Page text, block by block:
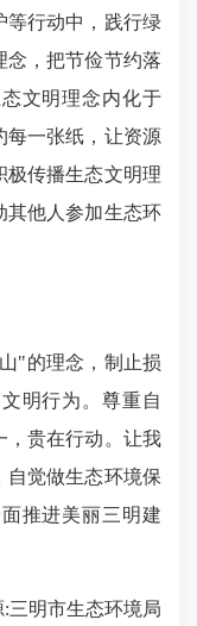
行动中，践行绿
念，把节俭节约落
文明理念内化于
每一张纸，让资源
极传播生态文明理
其他人参加生态环
"的理念，制止损
明行为。尊重自
，贵在行动。让我
自觉做生态环境保
推进美丽三明建
:三明市生态环境局